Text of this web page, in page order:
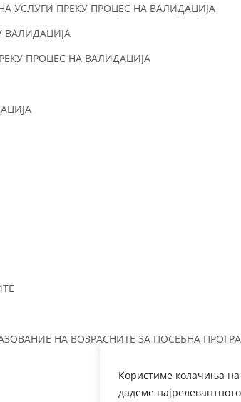
Користиме колачиња
дадеме
УСЛУГИ ПРЕКУ ПРОЦЕС НА ВАЛИДАЦИЈА
ВАЛИДАЦИЈА
ПРОЦЕС НА ВАЛИДАЦИЈА
НА ВОЗРАСНИТЕ ЗА ПОСЕБНА